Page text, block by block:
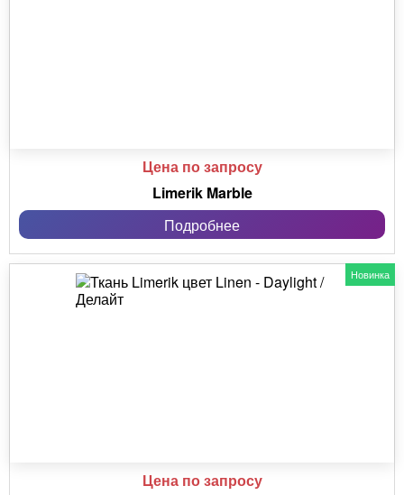
Цена по запросу
Limerik Marble
Подробнее
Новинка
Цена по запросу